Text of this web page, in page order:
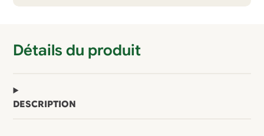
Détails du produit
DESCRIPTION